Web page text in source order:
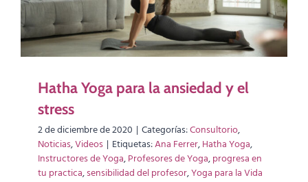
Hatha Yoga para la ansiedad y el
stress
2 de diciembre de 2020 | Categorías:Consultorio,
Noticias,Videos | Etiquetas:Ana Ferrer,Hatha Yoga,
Instructores de Yoga,Profesores de Yoga,progresa en
tu practica,sensibilidad del profesor,Yoga para la Vida